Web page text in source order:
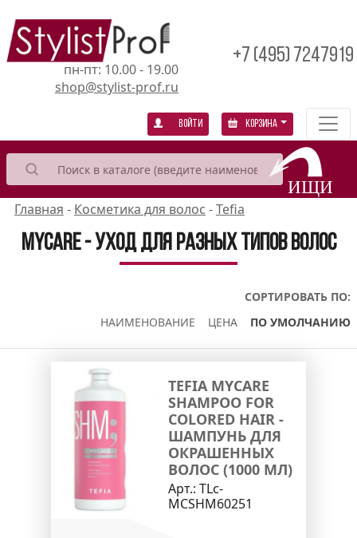
пн-пт: 10.00 - 19.00
shop@stylist-prof.ru
+7 (495) 7247919
Войти Корзина
Главная - Косметика для волос -Tefia
MyCare - уход для разных типов волос
СОРТИРОВАТЬ ПО:
НАИМЕНОВАНИЕ
ЦЕНА ПО УМОЛЧАНИЮ
TEFIA MYCARE
SHAMPOO FOR
СOLORED HAIR -
ШАМПУНЬ ДЛЯ
ОКРАШЕННЫХ
ВОЛОС (1000 МЛ)
Арт.: TLc-
MCSHM60251